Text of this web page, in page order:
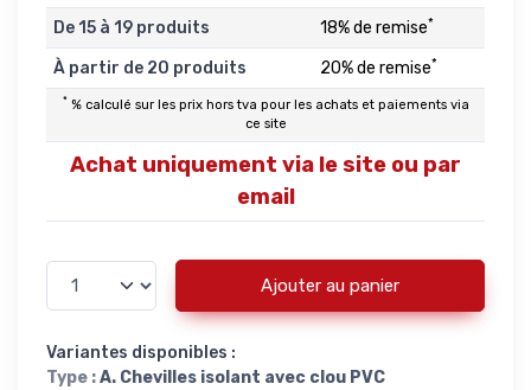
De 15 à 19 produits 18% de remise*
À partir de 20 produits 20% de remise*
* % calculé sur les prix hors tva pour les achats et paiements via
ce site
Achat uniquement via le site ou par
email
Ajouter au panier
Variantes disponibles :
Type :A. Chevilles isolant avec clou PVC